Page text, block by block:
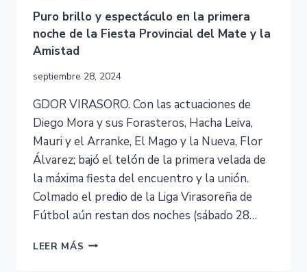
Puro brillo y espectáculo en la primera
noche de la Fiesta Provincial del Mate y la
Amistad
septiembre 28, 2024
GDOR VIRASORO. Con las actuaciones de
Diego Mora y sus Forasteros, Hacha Leiva,
Mauri y el Arranke, El Mago y la Nueva, Flor
Álvarez; bajó el telón de la primera velada de
la máxima fiesta del encuentro y la unión.
Colmado el predio de la Liga Virasoreña de
Fútbol aún restan dos noches (sábado 28…
LEER MÁS